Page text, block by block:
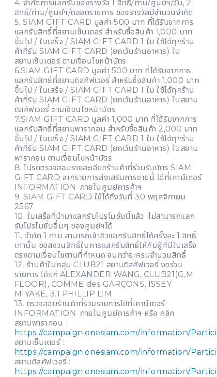
4. จำกัดการแลกรับของรางวัล 1 สิทธิ์/ท่าน/ศูนย์ฯ/วัน, 2
สิทธิ์/ท่าน/ศูนย์ฯ/ตลอดรายการ ของรางวัลมีจำนวนจำกัด
5. SIAM GIFT CARD มูลค่า 500 บาท ที่ได้รับจากการ
แลกรับสิทธิ์ที่สยามเซ็นเตอร์ สำหรับซื้อสินค้า 1,000 บาท
ขึ้นไป / ใบเสร็จ / SIAM GIFT CARD 1 ใบ ใช้ได้ทุกร้าน
ค้าที่รับ SIAM GIFT CARD (ยกเว้นร้านอาหาร) ใน
สยามเซ็นเตอร์ ตามเงื่อนไขหน้าบัตร
6.SIAM GIFT CARD มูลค่า 500 บาท ที่ได้รับจากการ
แลกรับสิทธิ์ที่สยามดิสคัฟเวอรี่ สำหรับซื้อสินค้า 1,000 บาท
ขึ้นไป / ใบเสร็จ / SIAM GIFT CARD 1 ใบ ใช้ได้ทุกร้าน
ค้าที่รับ SIAM GIFT CARD (ยกเว้นร้านอาหาร) ในสยาม
ดิสคัฟเวอรี่ ตามเงื่อนไขหน้าบัตร
7.SIAM GIFT CARD มูลค่า 1,000 บาท ที่ได้รับจากการ
แลกรับสิทธิ์ที่สยามพารากอน สำหรับซื้อสินค้า 2,000 บาท
ขึ้นไป / ใบเสร็จ / SIAM GIFT CARD 1 ใบ ใช้ได้ทุกร้าน
ค้าที่รับ SIAM GIFT CARD (ยกเว้นร้านอาหาร) ในสยาม
พารากอน ตามเงื่อนไขหน้าบัตร
8. โปรดตรวจสอบรายละเอียดร้านค้าที่ร่วมรับบัตร SIAM
GIFT CARD จากรายการส่งเสริมการขายนี้ ได้ที่เคาน์เตอร์
INFORMATION ภายในศูนย์การค้าฯ
9. SIAM GIFT CARD ใช้ได้ถึงวันที่ 30 พฤศจิกายน
2567
10. ใบเสร็จที่นำมาแลกรับโปรโมชั่นนี้แล้ว ไม่สามารถแลก
รับโปรโมชั่นอื่นๆ ของศูนย์ฯได้
11. จำกัด 1 ท่าน สามารถเข้าคิวแลกรับสิทธิ์ได้ครั้งละ 1 สิทธิ์
เท่านั้น ขอสงวนสิทธิ์ในการแลกรับสิทธิ์ให้กับผู้ที่มีใบเสร็จ
ตรงตามเงื่อนไขตามที่กำหนด จนกว่าจะครบจำนวนสิทธิ์
12. ร้านค้าในกลุ่ม CLUB21 สยามดิสคัฟเวอรี่ งดร่วม
รายการ ได้แก่ ALEXANDER WANG, CLUB21(G,M
FLOOR), COMME des GARÇONS, ISSEY
MIYAKE, 3.1 PHILLIP LIM
13. ตรวจสอบร้านค้าที่ร่วมรายการได้ที่เคาน์เตอร์
INFORMATION ภายในศูนย์การค้าฯ หรือ คลิก
สยามพารากอน :
https://campaign.onesiam.com/information/
สยามเซ็นเตอร์ :
https://campaign.onesiam.com/information/
สยามดิสคัฟเวอรี่ :
https://campaign.onesiam.com/information/